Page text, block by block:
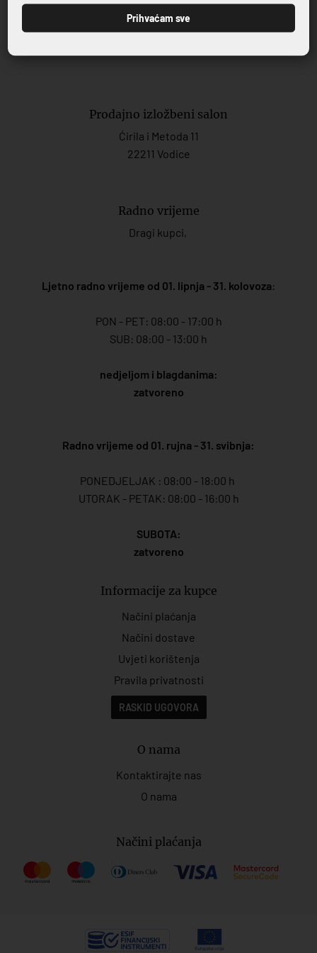
Prodajno izložbeni salon
Ćirila i Metoda 11
22211 Vodice
Radno vrijeme
Dragi kupci,
Ljetno radno vrijeme od 01. lipnja - 31. kolovoza:
PON - PET: 08:00 - 17:00 h
SUB: 08:00 - 13:00 h
nedjeljom i blagdanima:
zatvoreno
Radno vrijeme od 01. rujna - 31. svibnja:
PONEDJELJAK : 08:00 - 18:00 h
UTORAK - PETAK: 08:00 - 16:00 h
SUBOTA:
zatvoreno
Informacije za kupce
Načini plaćanja
Načini dostave
Uvjeti korištenja
Pravila privatnosti
RASKID UGOVORA
O nama
Kontaktirajte nas
O nama
Načini plaćanja
Prihvaćam sve